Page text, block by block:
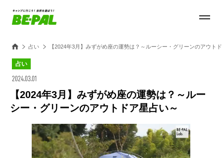
占い 【2024年3月】みずがめ座の運勢は？～ルーシー・グリーンのアウト
占い
2024.03.01
【2024年3月】みずがめ座の運勢は？～ルー
シー・グリーンのアウトドア星占い～